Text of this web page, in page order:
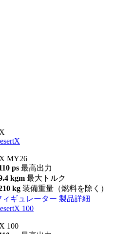
MY26
ps 最高出力
kgm 最大トルク
kg 装備重量（燃料を除く）
ィギュレーター 製品詳細
100
100